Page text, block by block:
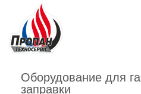
Оборудование для
заправки